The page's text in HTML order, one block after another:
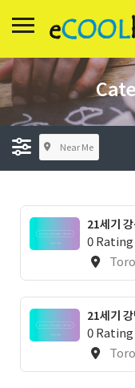
Near Me
21세기
0 Rating
21세기
0 Rating